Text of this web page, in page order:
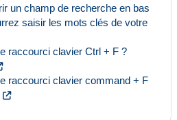
un champ de recherche en bas
saisir les mots clés de votre
raccourci clavier Ctrl + F ?
raccourci clavier command + F